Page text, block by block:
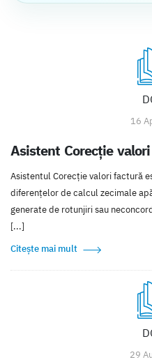
16
Asistent Corecție
Asistentul Corecție valori factură
diferențelor de calcul zecimale
generate de rotunjiri sau
[...]
Citește mai mult
29